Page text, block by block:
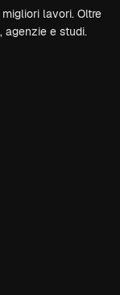
lavori. Oltre
agenzie e studi.